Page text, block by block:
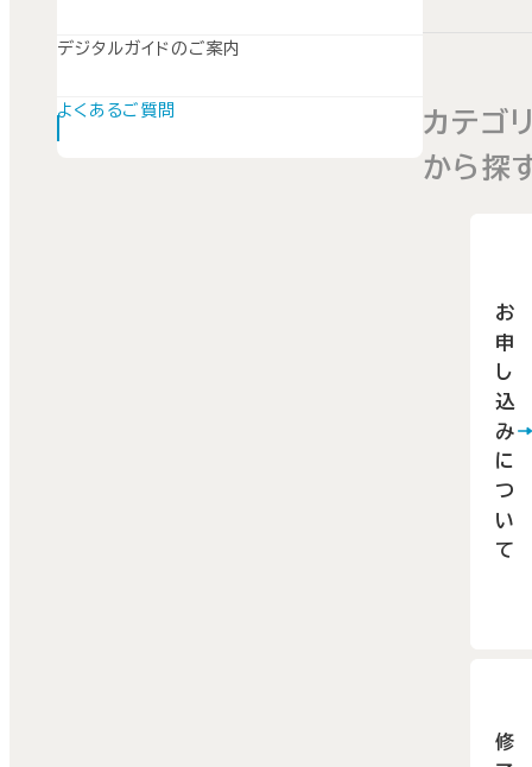
デジタルガイドのご案内
よくあるご質問
セット
で産
大へ
詳細
こちら
法人
申し
み方
ご案
ペー
法
間前
申し
開講
教材
お届
いた
ます。
ただ
もお
カテゴ
から探
お
申
し
込
み
に
つ
い
て
修